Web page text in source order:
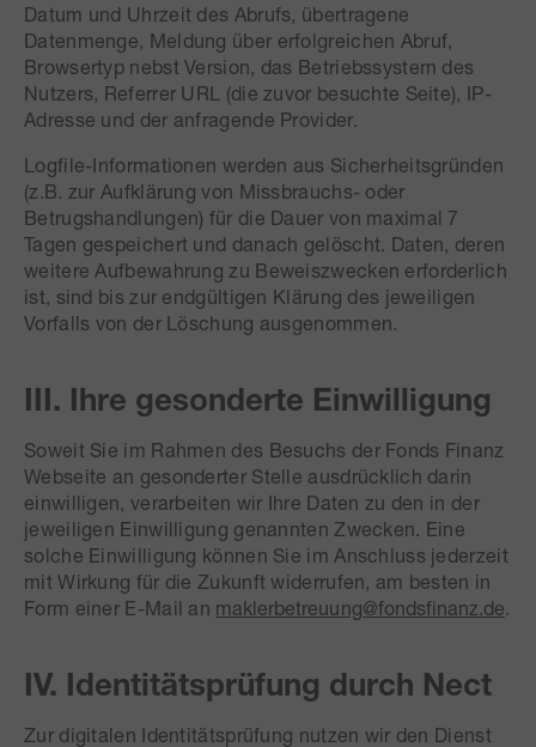
Datum und Uhrzeit des Abrufs, übertragene
Datenmenge, Meldung über erfolgreichen Abruf,
Browsertyp nebst Version, das Betriebssystem des
Nutzers, Referrer URL (die zuvor besuchte Seite), IP-
Adresse und der anfragende Provider.
Logfile-Informationen werden aus Sicherheitsgründen
(z.B. zur Aufklärung von Missbrauchs- oder
Betrugshandlungen) für die Dauer von maximal 7
Tagen gespeichert und danach gelöscht. Daten, deren
weitere Aufbewahrung zu Beweiszwecken erforderlich
ist, sind bis zur endgültigen Klärung des jeweiligen
Vorfalls von der Löschung ausgenommen.
III. Ihre gesonderte Einwilligung
Soweit Sie im Rahmen des Besuchs der Fonds Finanz
Webseite an gesonderter Stelle ausdrücklich darin
einwilligen, verarbeiten wir Ihre Daten zu den in der
jeweiligen Einwilligung genannten Zwecken. Eine
solche Einwilligung können Sie im Anschluss jederzeit
mit Wirkung für die Zukunft widerrufen, am besten in
Form einer E-Mail an maklerbetreuung@fondsfinanz.de
IV. Identitätsprüfung durch Nect
Zur digitalen Identitätsprüfung nutzen wir den Dienst